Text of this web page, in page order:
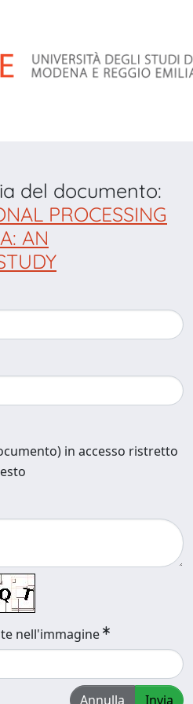
del documento:
PROCESSING
AN
in accesso ristretto
nell'immagine
Annulla Invia